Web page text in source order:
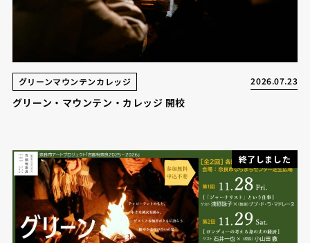
グリーンマウンテンカレッジ 2026.07.23
グリーン・マウンテン・カレッジ 開校
終了しました